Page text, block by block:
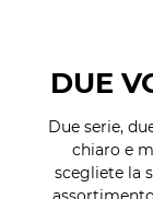
DUE
Due serie,
chiaro e
scegliete la